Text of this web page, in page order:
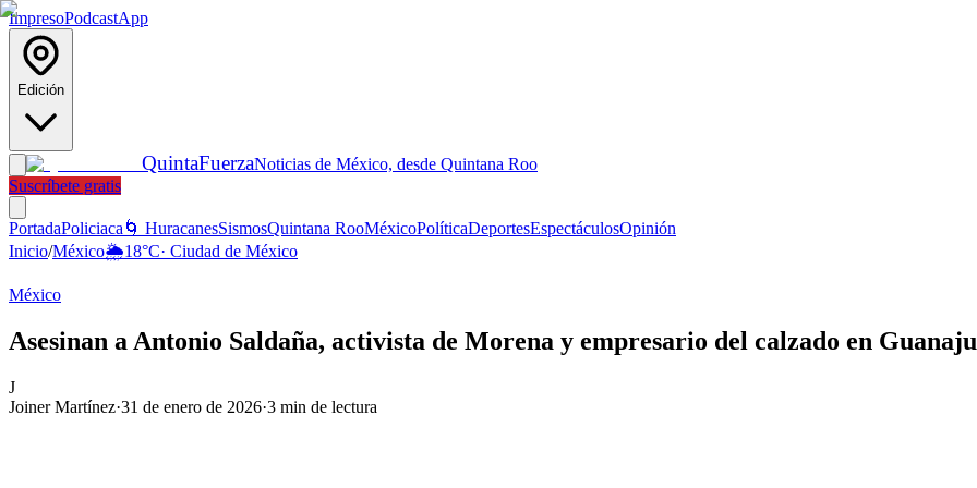
ImpresoPodcastApp
Edición
QuintaFuerzaNoticias de México, desde Quintana Roo
Suscríbete gratis
PortadaPoliciaca 🌀 HuracanesSismosQuintana RooMéxicoPolíticaDeportesEspectáculosOpinión
Inicio/México🌦️18°C· Ciudad de México
México
Asesinan a Antonio Saldaña, activista de Morena y empresario del calzado en
J
Joiner Martínez·31 de enero de 2026·3 min de lectura